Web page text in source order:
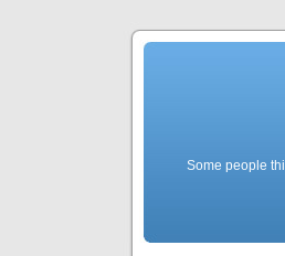
Some people